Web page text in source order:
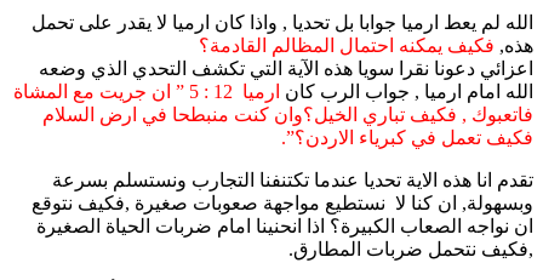
الله لم يعط ارميا جوابا بل تحديا , واذا كان ارميا لا يقدر على تحمل
هذه, فكيف يمكنه احتمال المظالم القادمة؟
اعزائي دعونا نقرا سويا هذه الآية التي تكشف التحدي الذي وضعه
الله امام ارميا , جواب الرب كان
ارميا 12 : 5 ” ان جريت مع المشاة
فاتعبوك , فكيف تباري الخيل؟وان كنت منبطحا في ارض السلام
فكيف تعمل في كبرياء الاردن؟”.
تقدم انا هذه الاية تحديا عندما تكتنفنا التجارب ونستسلم بسرعة
وبسهولة, ان كنا لا نستطيع مواجهة صعوبات صغيرة ,فكيف نتوقع
ان نواجه الصعاب الكبيرة؟ اذا انحنينا امام ضربات الحياة الصغيرة
,فكيف نتحمل ضربات المطارق.